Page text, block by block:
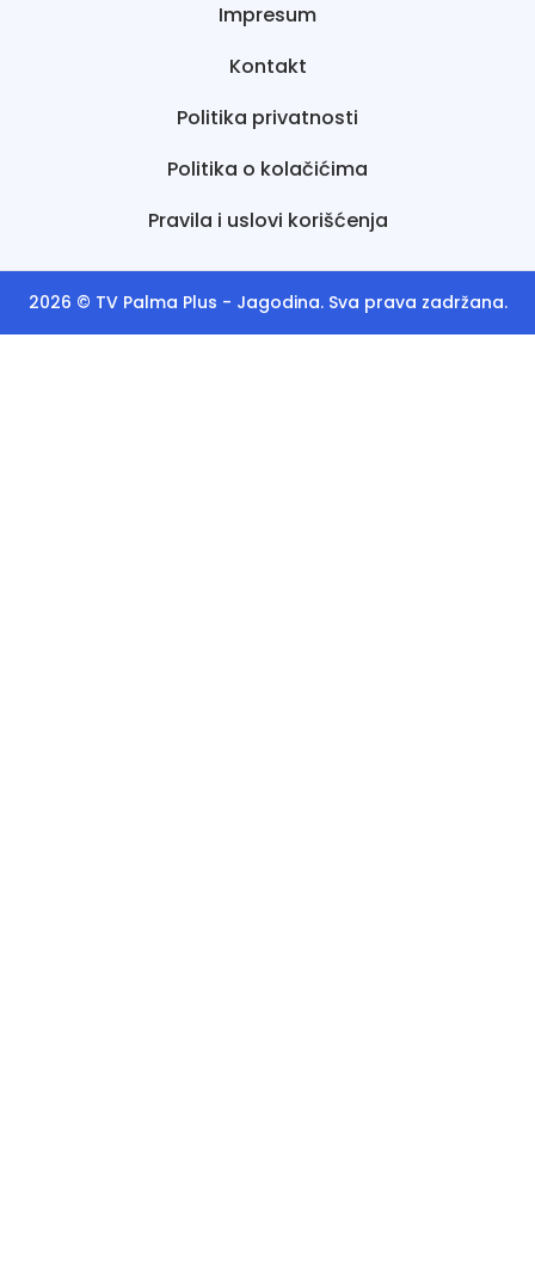
Impresum
Kontakt
Politika privatnosti
Politika o kolačićima
Pravila i uslovi korišćenja
2026 © TV Palma Plus - Jagodina. Sva prava zadržana.